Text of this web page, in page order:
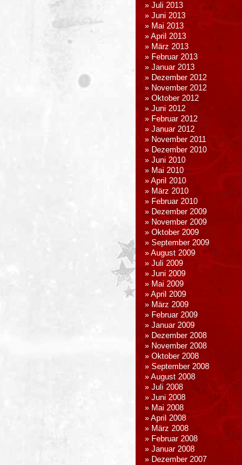
Juli 2013
Juni 2013
Mai 2013
April 2013
März 2013
Februar 2013
Januar 2013
Dezember 2012
November 2012
Oktober 2012
Juni 2012
Februar 2012
Januar 2012
November 2011
Dezember 2010
Juni 2010
Mai 2010
April 2010
März 2010
Februar 2010
Dezember 2009
November 2009
Oktober 2009
September 2009
August 2009
Juli 2009
Juni 2009
Mai 2009
April 2009
März 2009
Februar 2009
Januar 2009
Dezember 2008
November 2008
Oktober 2008
September 2008
August 2008
Juli 2008
Juni 2008
Mai 2008
April 2008
März 2008
Februar 2008
Januar 2008
Dezember 2007